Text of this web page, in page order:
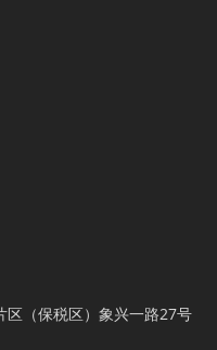
区（保税区）象兴一路27号